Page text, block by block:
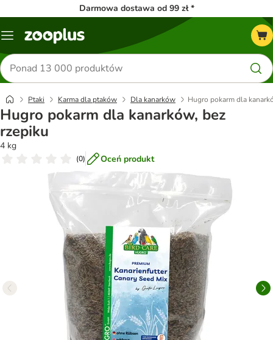
Darmowa dostawa od 99 zł *
Menu
Szukaj
produktów
Ptaki Karma dla ptaków Dla kanarków Hugro pokarm dla
Hugro pokarm dla kanarków, bez
rzepiku
4 kg
(0) Oceń produkt